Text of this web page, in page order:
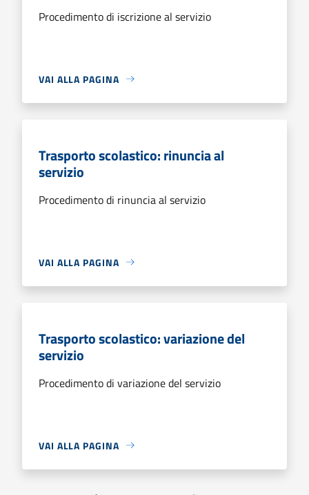
Procedimento di iscrizione al servizio
VAI ALLA PAGINA
Trasporto scolastico: rinuncia al
servizio
Procedimento di rinuncia al servizio
VAI ALLA PAGINA
Trasporto scolastico: variazione del
servizio
Procedimento di variazione del servizio
VAI ALLA PAGINA